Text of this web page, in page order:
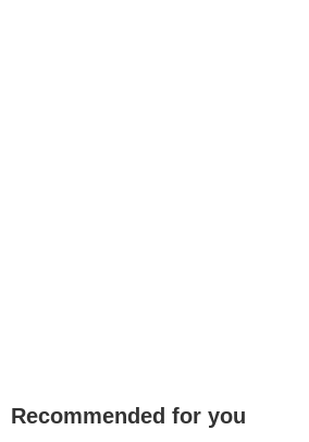
Recommended for you